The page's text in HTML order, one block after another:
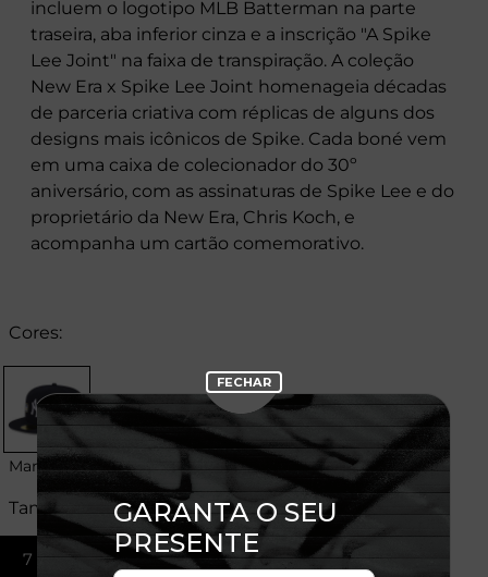
incluem o logotipo MLB Batterman na parte
traseira, aba inferior cinza e a inscrição "A Spike
Lee Joint" na faixa de transpiração. A coleção
New Era x Spike Lee Joint homenageia décadas
de parceria criativa com réplicas de alguns dos
designs mais icônicos de Spike. Cada boné vem
em uma caixa de colecionador do 30º
aniversário, com as assinaturas de Spike Lee e do
proprietário da New Era, Chris Koch, e
acompanha um cartão comemorativo.
Cores:
Marinho
Tamanhos:
7 3/8